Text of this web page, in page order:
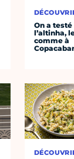
On a testé
l’altinha,
comme à